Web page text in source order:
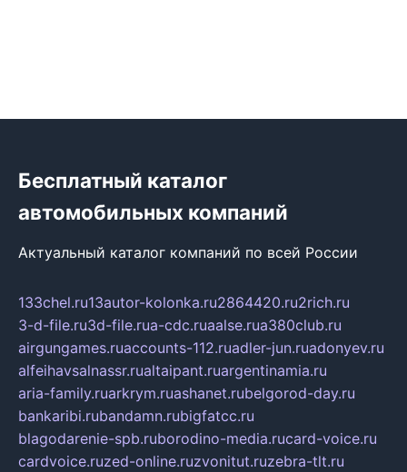
Бесплатный каталог
автомобильных компаний
Актуальный каталог компаний по всей России
133chel.ru13autor-kolonka.ru2864420.ru2rich.ru
3-d-file.ru3d-file.rua-cdc.ruaalse.rua380club.ru
airgungames.ruaccounts-112.ruadler-jun.ruadonyev.ru
alfeihavsalnassr.rualtaipant.ruargentinamia.ru
aria-family.ruarkrym.ruashanet.rubelgorod-day.ru
bankaribi.rubandamn.rubigfatcc.ru
blagodarenie-spb.ruborodino-media.rucard-voice.ru
cardvoice.ruzed-online.ruzvonitut.ruzebra-tlt.ru